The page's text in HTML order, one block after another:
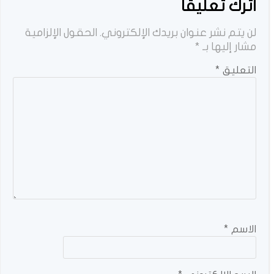
اترك تعليقاً
لن يتم نشر عنوان بريدك الإلكتروني. الحقول الإلزامية
مشار إليها بـ *
التعليق *
الاسم *